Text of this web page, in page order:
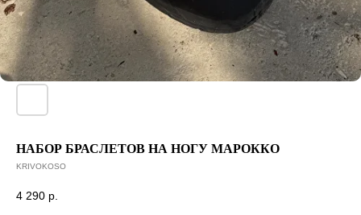
НАБОР БРАСЛЕТОВ НА НОГУ МАРОККО
KRIVOKOSO
4 290 р.